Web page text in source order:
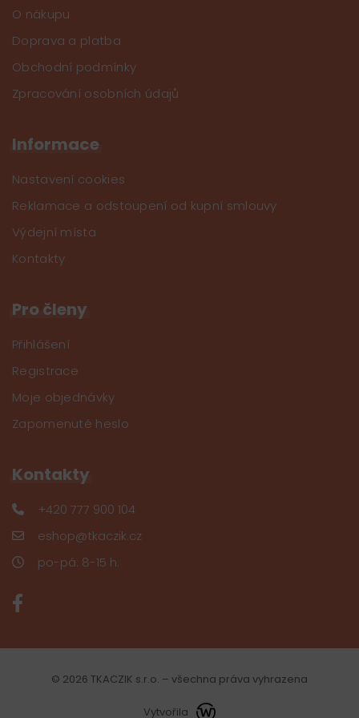
O nákupu
Doprava a platba
Obchodní podmínky
Zpracování osobních údajů
Informace
Nastavení cookies
Reklamace a odstoupení od kupní smlouvy
Výdejní místa
Kontakty
Pro členy
Přihlášení
Registrace
Moje objednávky
Zapomenuté heslo
Kontakty
+420 777 900 104
eshop@tkaczik.cz
po-pá: 8-15 h.
© 2026 TKACZIK s.r.o. – všechna práva vyhrazena
Vytvořila